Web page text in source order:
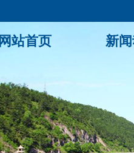
网站首页 新